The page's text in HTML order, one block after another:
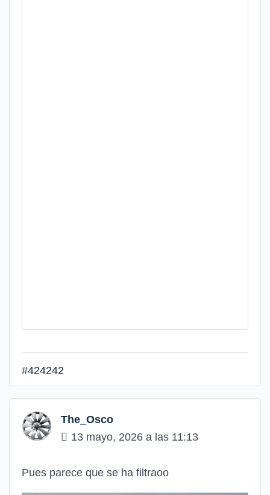
#424242
The_Osco
13 mayo, 2026 a las 11:13
Pues parece que se ha filtraoo